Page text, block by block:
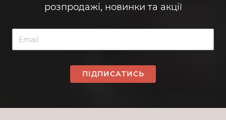
розпродажі, новинки та акції
ПІДПИСАТИСЬ